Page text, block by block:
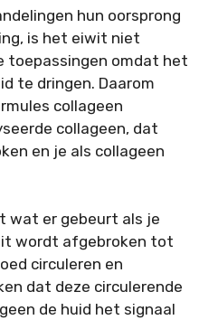
hun oorsprong
is het eiwit niet
toepassingen omdat het
te dringen. Daarom
collageen
collageen, dat
en je als collageen
wat er gebeurt als je
wordt afgebroken tot
circuleren en
dat deze circulerende
de huid het signaal